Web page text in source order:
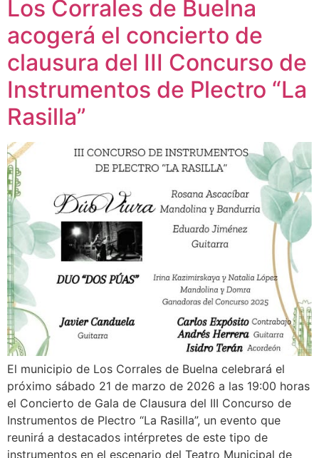
Los Corrales de Buelna
acogerá el concierto de
clausura del III Concurso de
Instrumentos de Plectro “La
Rasilla”
El municipio de Los Corrales de Buelna celebrará el
próximo sábado 21 de marzo de 2026 a las 19:00 horas
el Concierto de Gala de Clausura del III Concurso de
Instrumentos de Plectro “La Rasilla”, un evento que
reunirá a destacados intérpretes de este tipo de
instrumentos en el escenario del Teatro Municipal de